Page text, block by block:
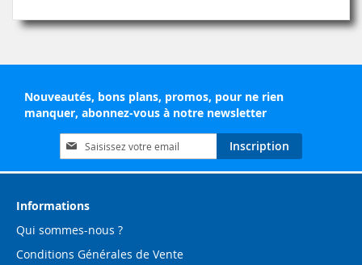
Nouveautés, bons plans, promos, pour ne rien
manquer, abonnez-vous à notre newsletter
Inscription
à
notre
d’information
Inscription
Informations
Qui sommes-nous ?
Conditions Générales de Vente